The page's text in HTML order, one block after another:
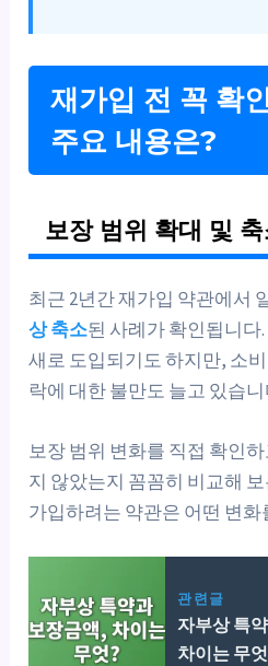
재가입 전 꼭 확
주요 내용은?
보장 범위 확대 및
최근 2년간 재가입 약관에서
상 축소된 사례가 확인됩니다
새로 도입되기도 하지만, 소
락에 대한 불만도 늘고 있습니
보장 범위 변화를 직접 확인
지 않았는지 꼼꼼히 비교해
가입하려는 약관은 어떤 변화
관련글
자부상 특
차이는 무